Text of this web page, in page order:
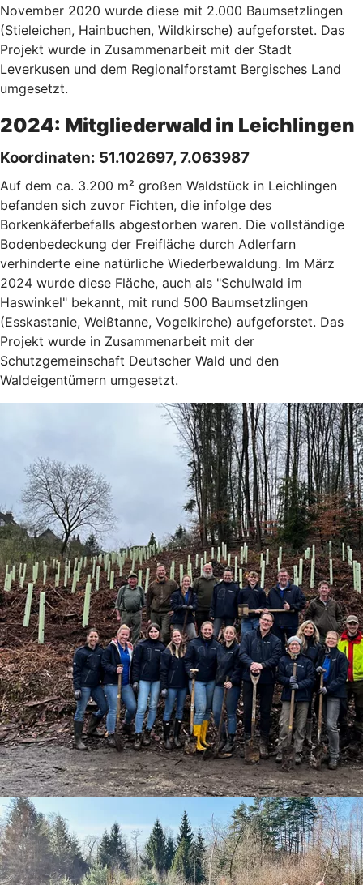
November 2020 wurde diese mit 2.000 Baumsetzlingen
(Stieleichen, Hainbuchen, Wildkirsche) aufgeforstet. Das
Projekt wurde in Zusammenarbeit mit der Stadt
Leverkusen und dem Regionalforstamt Bergisches Land
umgesetzt.
2024: Mitgliederwald in Leichlingen
Koordinaten: 51.102697, 7.063987
Auf dem ca. 3.200 m² großen Waldstück in Leichlingen
befanden sich zuvor Fichten, die infolge des
Borkenkäferbefalls abgestorben waren. Die vollständige
Bodenbedeckung der Freifläche durch Adlerfarn
verhinderte eine natürliche Wiederbewaldung. Im März
2024 wurde diese Fläche, auch als "Schulwald im
Haswinkel" bekannt, mit rund 500 Baumsetzlingen
(Esskastanie, Weißtanne, Vogelkirche) aufgeforstet. Das
Projekt wurde in Zusammenarbeit mit der
Schutzgemeinschaft Deutscher Wald und den
Waldeigentümern umgesetzt.